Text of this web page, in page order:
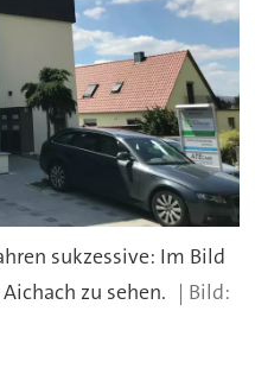
sukzessive: Im Bild
zu sehen.